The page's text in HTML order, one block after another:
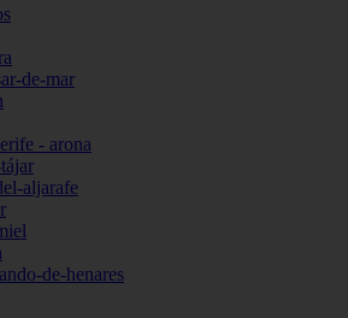
de-mar
- arona
aljarafe
de-henares